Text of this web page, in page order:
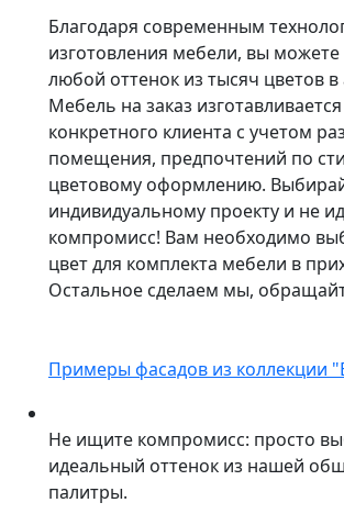
Благодаря современным
изготовления мебели, вы
любой оттенок из тысяч цветов в
Мебель на заказ
конкретного клиента с учетом
помещения, предпочтений по
цветовому оформлению.
индивидуальному проекту и не
компромисс! Вам необходимо
цвет для комплекта мебели в
Остальное сделаем мы,
Примеры фасадов из коллекции
Не ищите компромисс: просто
идеальный оттенок из нашей
палитры.